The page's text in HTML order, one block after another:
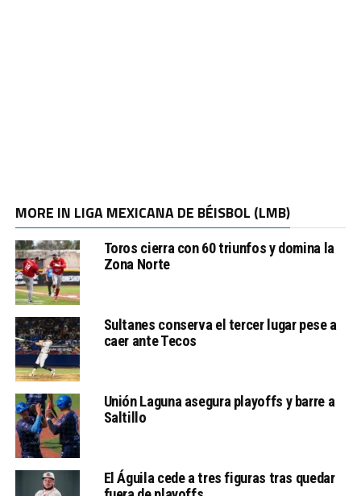
MORE IN LIGA MEXICANA DE BÉISBOL (LMB)
Toros cierra con 60 triunfos y domina la
Zona Norte
Sultanes conserva el tercer lugar pese a
caer ante Tecos
Unión Laguna asegura playoffs y barre a
Saltillo
El Águila cede a tres figuras tras quedar